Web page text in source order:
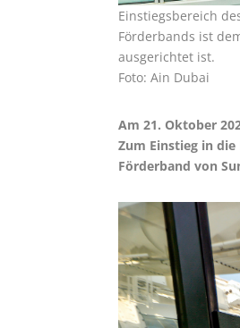
Einstiegsbereich
Förderbands ist
ausgerichtet ist.
Foto: Ain Dubai
Am 21. Oktober
Zum Einstieg in
Förderband von